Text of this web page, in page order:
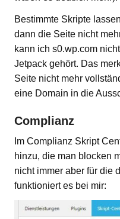
Bestimmte Skripte
dann die Seite nicht
kann ich s0.wp.com
Jetpack gehört. Das
Seite nicht mehr
eine Domain in die
Complianz
Im Complianz Skript
hinzu, die man blocken
nicht immer aber für die
funktioniert es bei mir: